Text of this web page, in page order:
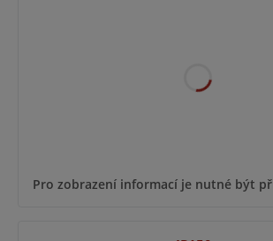
Pro zobrazení informací je nutné být